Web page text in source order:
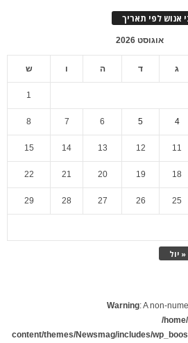
אנוש לפי תאריך
אוגוסט 2026
ג ד ה ו ש
« יול
1
4
5
6
7
8
11
12
13
14
15
18
19
20
21
22
25
26
27
28
29
Warning: A non-
/
content/themes/Newsmag/includes/